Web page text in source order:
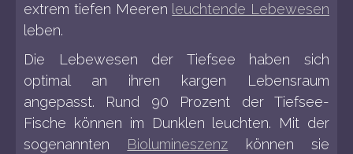
extrem tiefen Meeren leuchtende Lebewesen
leben.
Die Lebewesen der Tiefsee haben sich
optimal an ihren kargen Lebensraum
angepasst. Rund 90 Prozent der Tiefsee-
Fische können im Dunklen leuchten. Mit der
sogenannten Biolumineszenz können sie